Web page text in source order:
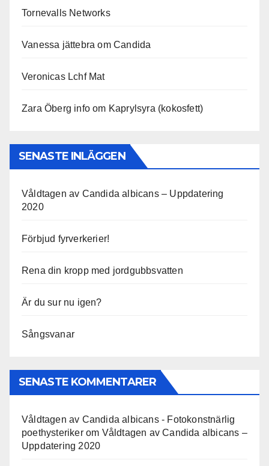
Tornevalls Networks
Vanessa jättebra om Candida
Veronicas Lchf Mat
Zara Öberg info om Kaprylsyra (kokosfett)
SENASTE INLÄGGEN
Våldtagen av Candida albicans – Uppdatering
2020
Förbjud fyrverkerier!
Rena din kropp med jordgubbsvatten
Är du sur nu igen?
Sångsvanar
SENASTE KOMMENTARER
Våldtagen av Candida albicans - Fotokonstnärlig
poethysterikerom Våldtagen av Candida albicans –
Uppdatering 2020